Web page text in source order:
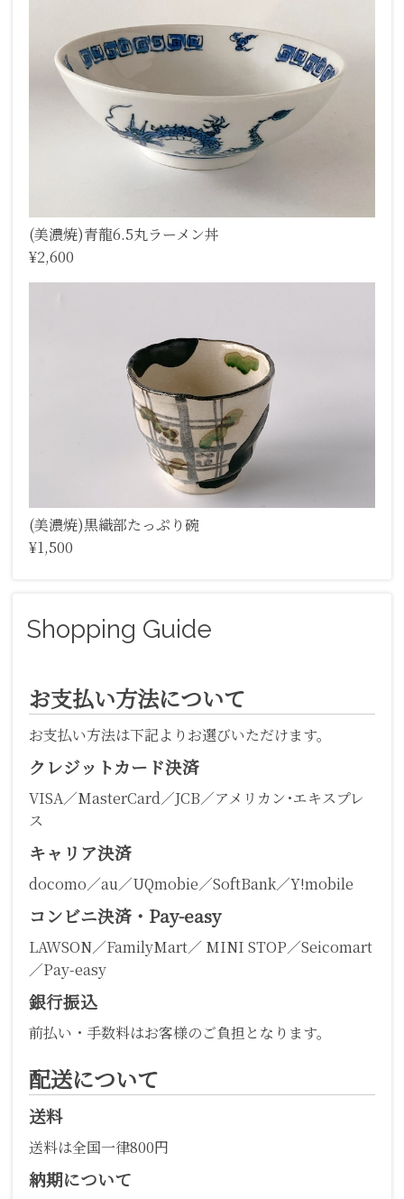
(美濃焼)青龍6.5丸ラーメン丼
¥2,600
(美濃焼)黒織部たっぷり碗
¥1,500
Shopping Guide
お支払い方法について
お支払い方法は下記よりお選びいただけます。
クレジットカード決済
VISA／MasterCard／JCB／アメリカン･エキスプレ
ス
キャリア決済
docomo／au／UQmobie／SoftBank／Y!mobile
コンビニ決済・Pay-easy
LAWSON／FamilyMart／ MINI STOP／Seicomart
／Pay-easy
銀行振込
前払い・手数料はお客様のご負担となります。
配送について
送料
送料は全国一律800円
納期について